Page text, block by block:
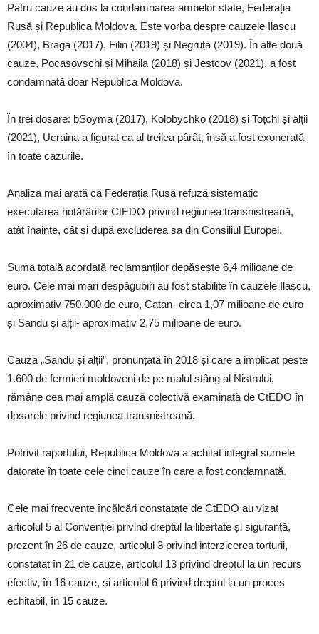
Patru cauze au dus la condamnarea ambelor state, Federația
Rusă și Republica Moldova. Este vorba despre cauzele Ilașcu
(2004), Braga (2017), Filin (2019) și Negruța (2019). În alte două
cauze, Pocasovschi și Mihaila (2018) și Jestcov (2021), a fost
condamnată doar Republica Moldova.
În trei dosare: bSoyma (2017), Kolobychko (2018) și Toțchi și alții
(2021), Ucraina a figurat ca al treilea pârât, însă a fost exonerată
în toate cazurile.
Analiza mai arată că Federația Rusă refuză sistematic
executarea hotărârilor CtEDO privind regiunea transnistreană,
atât înainte, cât și după excluderea sa din Consiliul Europei.
Suma totală acordată reclamanților depășește 6,4 milioane de
euro. Cele mai mari despăgubiri au fost stabilite în cauzele Ilașcu,
aproximativ 750.000 de euro, Catan- circa 1,07 milioane de euro
și Sandu și alții- aproximativ 2,75 milioane de euro.
Cauza „Sandu și alții”, pronunțată în 2018 și care a implicat peste
1.600 de fermieri moldoveni de pe malul stâng al Nistrului,
rămâne cea mai amplă cauză colectivă examinată de CtEDO în
dosarele privind regiunea transnistreană.
Potrivit raportului, Republica Moldova a achitat integral sumele
datorate în toate cele cinci cauze în care a fost condamnată.
Cele mai frecvente încălcări constatate de CtEDO au vizat
articolul 5 al Convenției privind dreptul la libertate și siguranță,
prezent în 26 de cauze, articolul 3 privind interzicerea torturii,
constatat în 21 de cauze, articolul 13 privind dreptul la un recurs
efectiv, în 16 cauze, și articolul 6 privind dreptul la un proces
echitabil, în 15 cauze.